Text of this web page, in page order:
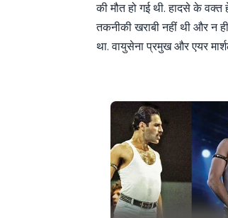
की मौत हो गई थी. हादसे के
तकनीकी खराबी नहीं थी और न
था. वायुसेना प्रमुख और एयर